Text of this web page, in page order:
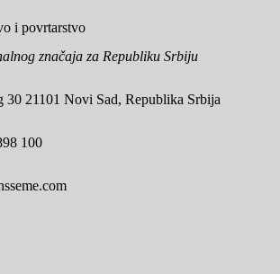
i povrtarstvo
značaja za Republiku Srbiju
30 21101 Novi Sad, Republika Srbija
100